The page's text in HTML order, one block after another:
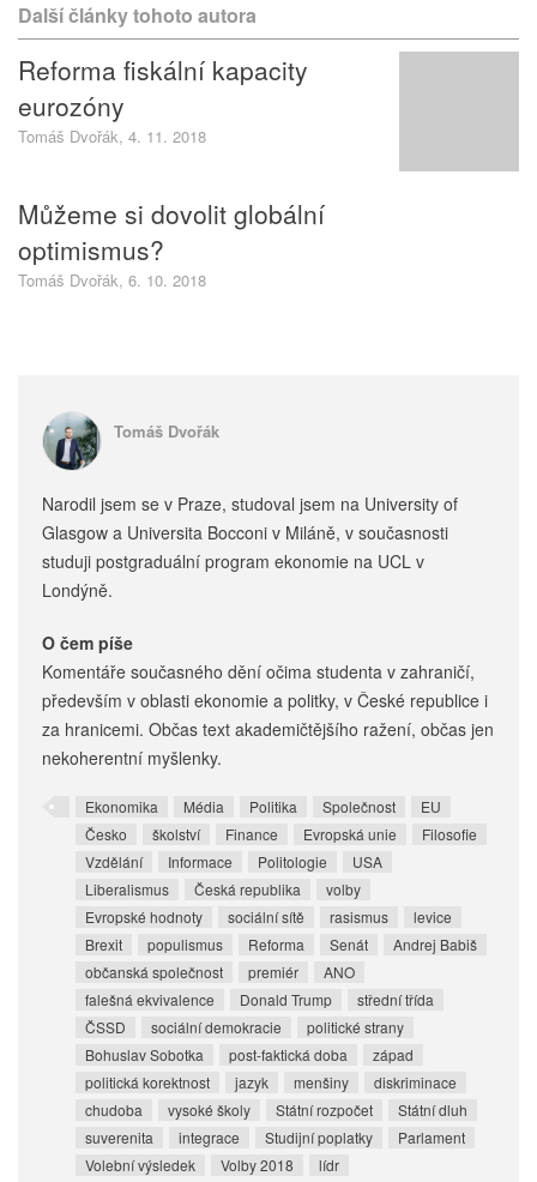
Další články tohoto autora
Reforma fiskální kapacity
eurozóny
Tomáš Dvořák, 4. 11. 2018
Můžeme si dovolit globální
optimismus?
Tomáš Dvořák, 6. 10. 2018
Tomáš Dvořák
Narodil jsem se v Praze, studoval jsem na University of
Glasgow a Universita Bocconi v Miláně, v současnosti
studuji postgraduální program ekonomie na UCL v
Londýně.
O čem píše
Komentáře současného dění očima studenta v zahraničí,
především v oblasti ekonomie a politky, v České republice i
za hranicemi. Občas text akademičtějšího ražení, občas jen
nekoherentní myšlenky.
Ekonomika Média Politika Společnost
EU
Česko
školství Finance Evropská unie
Filosofie
Vzdělání
Informace Politologie
USA
Liberalismus
Česká republika
volby
Evropské hodnoty
sociální sítě rasismus
levice
Brexit
populismus Reforma Senát
Andrej Babiš
občanská společnost
premiér
ANO
falešná ekvivalence
Donald Trump
střední třída
ČSSD
sociální demokracie
politické strany
Bohuslav Sobotka
post-faktická doba
západ
politická korektnost
jazyk menšiny
diskriminace
chudoba
vysoké školy Státní rozpočet
Státní dluh
suverenita
integrace Studijní poplatky
Parlament
Volební výsledek
Volby 2018 lídr